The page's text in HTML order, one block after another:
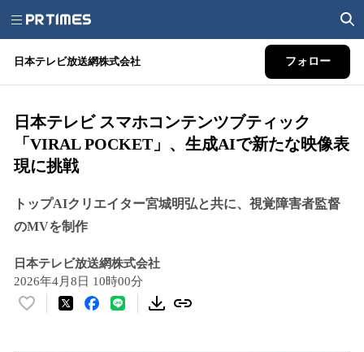
日本テレビ放送網株式会社 フォロー
日本テレビ スマホコンテンツブティック
「VIRAL POCKET」、生成AIで新たな映像表
現に挑戦
トップAIクリエイター宮城明弘と共に、視覚障害者監督
のMVを制作
日本テレビ放送網株式会社
2026年4月8日 10時00分
い